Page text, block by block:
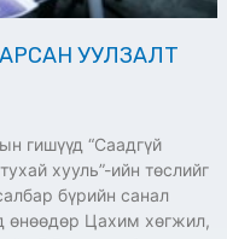
УУЛЗАЛТ
гишүүд “Саадгүй
хууль”-ийн төслийг
бүрийн санал
өнөөдөр Цахим хөгжил,